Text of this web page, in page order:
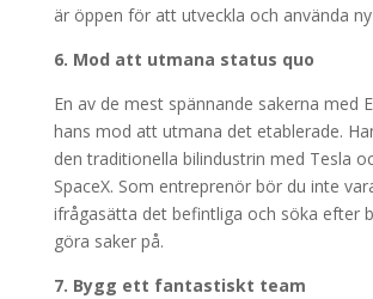
är öppen för att utveckla och använda
6. Mod att utmana status quo
En av de mest spännande sakerna med
hans mod att utmana det etablerade.
den traditionella bilindustrin med Tesla
SpaceX. Som entreprenör bör du inte
ifrågasätta det befintliga och söka efter
göra saker på.
7. Bygg ett fantastiskt team